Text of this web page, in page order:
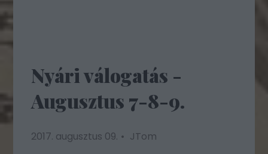
Nyári válogatás -
Augusztus 7-8-9.
2017. augusztus 09. JTom